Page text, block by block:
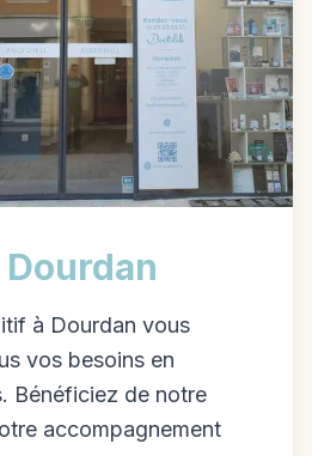
à Dourdan vous
vos besoins en
Bénéficiez de notre
accompagnement